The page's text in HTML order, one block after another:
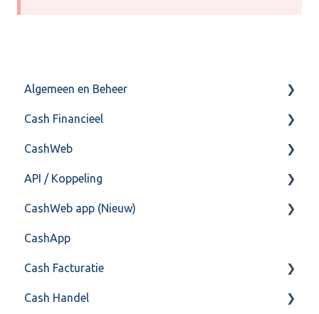
Algemeen en Beheer
Bank(koppeling)
Import/Export
Postbus
Training & Consultancy
Overig
Cash Financieel
Boekhoud
Fiscaal
Overig
CashWeb
CashHero Layout
Mailen vanuit CASHWeb
Algemeen gebruik
API / Koppeling
Algemeen
Api 3.0 (SOAP API)
API 4.0 (REST API)
CashWeb app (Nieuw)
Veel gestelde vragen
CashApp
Cash Facturatie
Factureren
Cash Handel